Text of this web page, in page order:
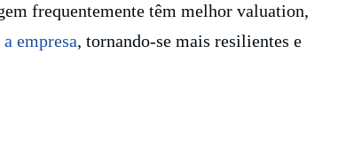
frequentemente têm melhor valuation,
empresa, tornando-se mais resilientes e